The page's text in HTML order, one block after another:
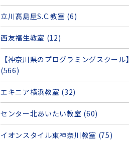
立川髙島屋S.C.教室 (6)
西友福生教室 (12)
【神奈川県のプログラミングスクール】
(566)
エキニア横浜教室 (32)
センター北あいたい教室 (60)
イオンスタイル東神奈川教室 (75)